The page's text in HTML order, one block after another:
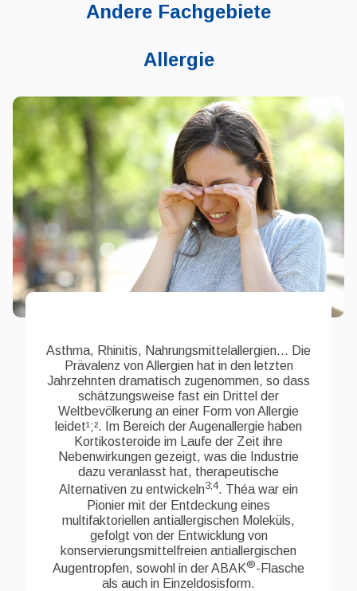
Andere Fachgebiete
Allergie
Asthma, Rhinitis, Nahrungsmittelallergien... Die
Prävalenz von Allergien hat in den letzten
Jahrzehnten dramatisch zugenommen, so dass
schätzungsweise fast ein Drittel der
Weltbevölkerung an einer Form von Allergie
leidet¹;². Im Bereich der Augenallergie haben
Kortikosteroide im Laufe der Zeit ihre
Nebenwirkungen gezeigt, was die Industrie
dazu veranlasst hat, therapeutische
Alternativen zu entwickeln3;4. Théa war ein
Pionier mit der Entdeckung eines
multifaktoriellen antiallergischen Moleküls,
gefolgt von der Entwicklung von
konservierungsmittelfreien antiallergischen
Augentropfen, sowohl in der ABAK®-Flasche
als auch in Einzeldosisform.